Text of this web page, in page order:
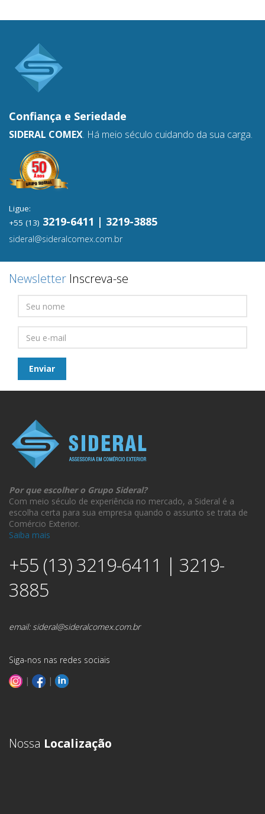
Confiança e Seriedade
SIDERAL COMEX. Há meio século cuidando da sua carga.
Ligue:
+55 (13) 3219-6411 | 3219-3885
sideral@sideralcomex.com.br
Newsletter Inscreva-se
Por que escolher o Grupo Sideral?
Com meio século de experiência no mercado, a Sideral é a
escolha certa para sua empresa quando o assunto se trata de
Comércio Exterior.
Saiba mais
+55 (13) 3219-6411 | 3219-
3885
email:sideral@sideralcomex.com.br
Siga-nos nas redes sociais
|
|
Nossa Localização